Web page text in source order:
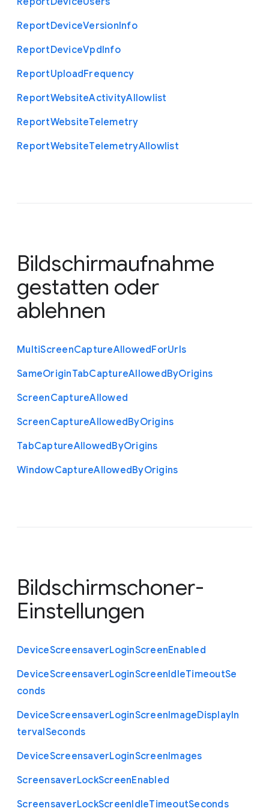
ReportDeviceVersionInfo
ReportDeviceVpdInfo
ReportUploadFrequency
ReportWebsiteActivityAllowlist
ReportWebsiteTelemetry
ReportWebsiteTelemetryAllowlist
Bildschirmaufnahme
gestatten oder
ablehnen
MultiScreenCaptureAllowedForUrls
SameOriginTabCaptureAllowedByOrigins
ScreenCaptureAllowed
ScreenCaptureAllowedByOrigins
TabCaptureAllowedByOrigins
WindowCaptureAllowedByOrigins
Bildschirmschoner-
Einstellungen
DeviceScreensaverLoginScreenEnabled
DeviceScreensaverLoginScreenIdleTimeoutSe
conds
DeviceScreensaverLoginScreenImageDisplayIn
tervalSeconds
DeviceScreensaverLoginScreenImages
ScreensaverLockScreenEnabled
ScreensaverLockScreenIdleTimeoutSeconds